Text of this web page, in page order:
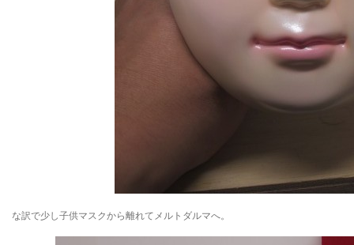
な訳で少し子供マスクから離れてメルトダルマへ。